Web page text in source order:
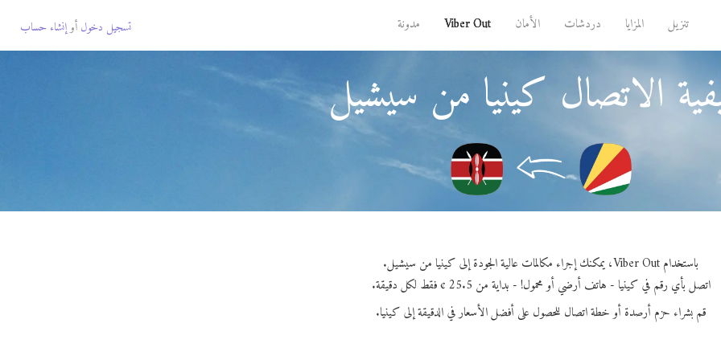
تنزيل المزايا دردشات الأمان Viber Out مدونة تسجيل دخول أوإنشاء حساب
الاتصال كينيا من سيشيل
باستخدام Viber Out، يمكنك إجراء مكالمات عالية الجودة إلى كينيا من سيشيل.
اتصل بأي رقم في كينيا - هاتف أرضي أو محمول! - بداية من 25.5 ¢ فقط لكل دقيقة.
قم بشراء حزم أرصدة أو خطة اتصال للحصول على أفضل الأسعار في الدقيقة إلى كينيا.